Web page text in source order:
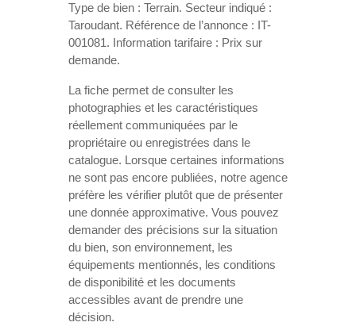
Type de bien : Terrain. Secteur indiqué :
Taroudant. Référence de l’annonce : IT-
001081. Information tarifaire : Prix sur
demande.
La fiche permet de consulter les
photographies et les caractéristiques
réellement communiquées par le
propriétaire ou enregistrées dans le
catalogue. Lorsque certaines informations
ne sont pas encore publiées, notre agence
préfère les vérifier plutôt que de présenter
une donnée approximative. Vous pouvez
demander des précisions sur la situation
du bien, son environnement, les
équipements mentionnés, les conditions
de disponibilité et les documents
accessibles avant de prendre une
décision.